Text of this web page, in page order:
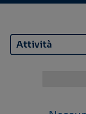
Attività